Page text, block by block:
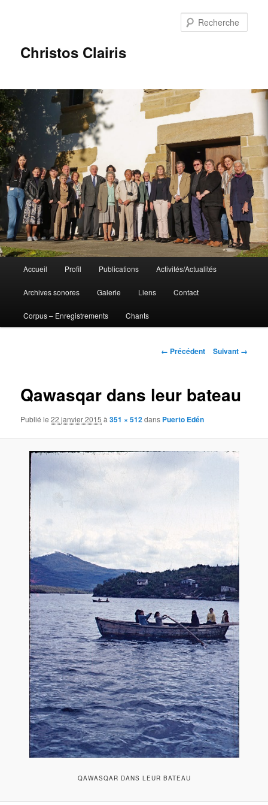
Christos Clairis
principal
Aller
au
contenu
Accueil Profil Publications Activités/Actualités
Archives sonores Galerie Liens Contact
Corpus – Enregistrements Chants
Navigation
← Précédent Suivant →
Qawasqar dans leur bateau
Publié le22 janvier 2015 à351 × 512dans Puerto Edén
QAWASQAR DANS LEUR BATEAU